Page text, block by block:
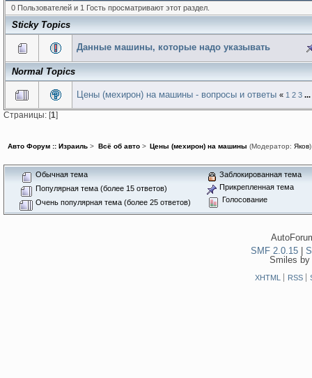
0 Пользователей и 1 Гость просматривают этот раздел.
Sticky Topics
Данные машины, которые надо указывать
Normal Topics
Цены (мехирон) на машины - вопросы и ответы « 1 2 3
Страницы: [1]
Авто Форум :: Израиль > Всё об авто> Цены (мехирон) на машины (Модератор: Яков)
Обычная тема
Популярная тема (более 15 ответов)
Очень популярная тема (более 25 ответов)
Заблокированная тема
Прикрепленная тема
Голосование
SMF 2.0.15
Smiles
XHTML RSS